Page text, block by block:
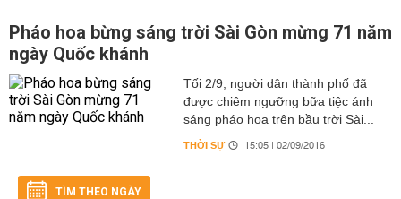
Pháo hoa bừng sáng trời Sài Gòn mừng 71 năm
ngày Quốc khánh
Tối 2/9, người dân thành phố đã
được chiêm ngưỡng bữa tiệc ánh
sáng pháo hoa trên bầu trời Sài...
THỜI SỰ 15:05 | 02/09/2016
TÌM THEO NGÀY